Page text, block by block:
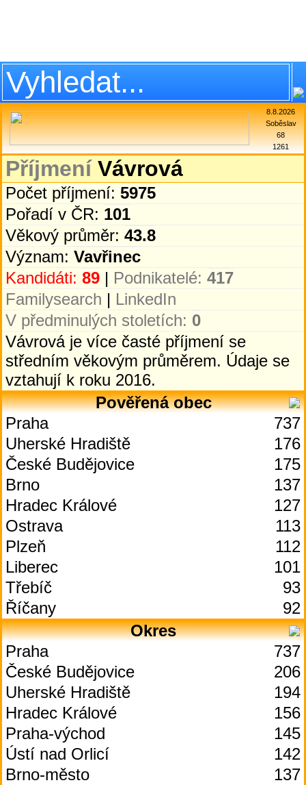
8.8.2026
Soběslav
68
1261
PříjmeníVávrová
Počet příjmení: 5975
Pořadí v ČR: 101
Věkový průměr: 43.8
Význam: Vavřinec
Kandidáti: 89 | Podnikatelé: 417
Familysearch | LinkedIn
V předminulých stoletích: 0
Vávrová je více časté příjmení se
středním věkovým průměrem. Údaje se
vztahují k roku 2016.
Pověřená obec
Praha
737
Uherské Hradiště
176
České Budějovice
175
Brno
137
Hradec Králové
127
Ostrava
113
Plzeň
112
Liberec
101
Třebíč
93
Říčany
92
Okres
Praha
737
České Budějovice
206
Uherské Hradiště
194
Hradec Králové
156
Praha-východ
145
Ústí nad Orlicí
142
Brno-město
137